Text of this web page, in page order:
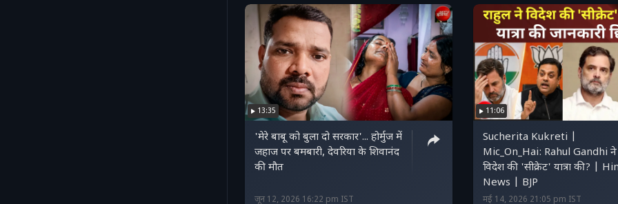
13:35
'मेरे बाबू को बुला दो सरकार'... होर्मुज में
जहाज पर बमबारी, देवरिया के शिवानंद
की मौत
जून 12, 2026 16:22 pm IST
11:06
Sucherita Kukreti |
Mic_On_Hai: Rahul Gandhi ने
विदेश की 'सीक्रेट' यात्रा की? |
News | BJP
मई 14, 2026 21:05 pm IST